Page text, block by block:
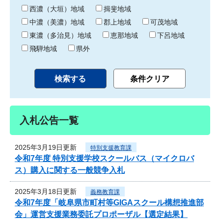
り 西濃（大垣）地域
揖斐地域
中濃（美濃）地域
郡上地域
可茂地域
東濃（多治見）地域
恵那地域
下呂地域
飛騨地域
県外
入札公告一覧
2025年3月19日更新 特別支援教育課
令和7年度 特別支援学校スクールバス（マイクロバ
ス）購入に関する一般競争入札
2025年3月18日更新 義務教育課
令和7年度「岐阜県市町村等GIGAスクール構想推進部
会」運営支援業務委託プロポーザル【選定結果】